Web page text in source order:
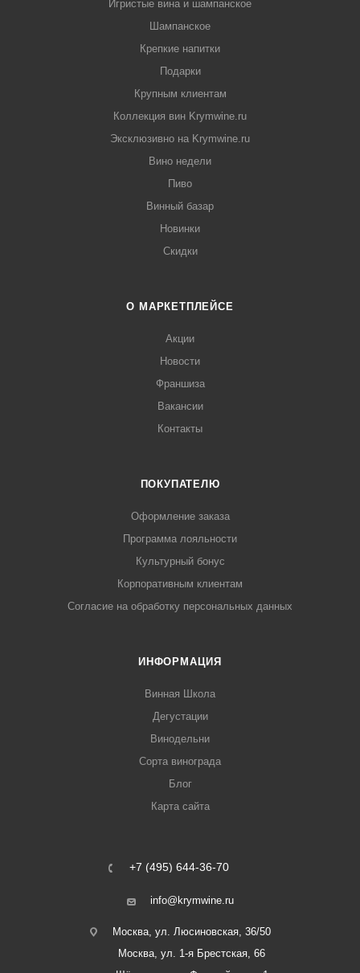
Игристые вина и шампанское
Шампанское
Крепкие напитки
Подарки
Крупным клиентам
Коллекция вин Krymwine.ru
Эксклюзивно на Krymwine.ru
Вино недели
Пиво
Винный базар
Новинки
Скидки
О МАРКЕТПЛЕЙСЕ
Акции
Новости
Франшиза
Вакансии
Контакты
ПОКУПАТЕЛЮ
Оформление заказа
Программа лояльности
Культурный бонус
Корпоративным клиентам
Согласие на обработку персональных данных
ИНФОРМАЦИЯ
Винная Школа
Дегустации
Винодельни
Сорта винограда
Блог
Карта сайта
+7 (495) 644-36-70
info@krymwine.ru
Москва, ул. Люсиновская, 36/50
Москва, ул. 1-я Брестская, 66